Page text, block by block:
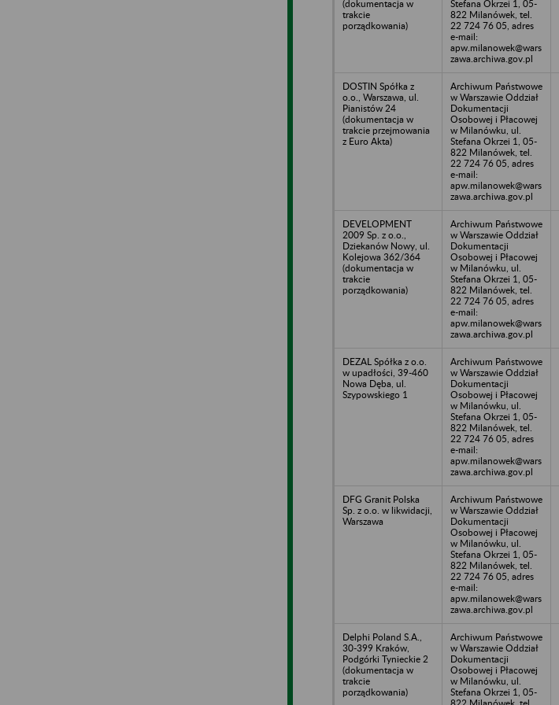
(dokumentacja w
trakcie
porządkowania)
Stefana Okrzei 1, 05-
822 Milanówek, tel.
22 724 76 05, adres
e-mail:
apw.milanowek@wars
zawa.archiwa.gov.pl
DOSTIN Spółka z
o.o., Warszawa, ul.
Pianistów 24
(dokumentacja w
trakcie przejmowania
z Euro Akta)
Archiwum Państwowe
w Warszawie Oddział
Dokumentacji
Osobowej i Płacowej
w Milanówku, ul.
Stefana Okrzei 1, 05-
822 Milanówek, tel.
22 724 76 05, adres
e-mail:
apw.milanowek@wars
zawa.archiwa.gov.pl
DEVELOPMENT
2009 Sp. z o.o.,
Dziekanów Nowy, ul.
Kolejowa 362/364
(dokumentacja w
trakcie
porządkowania)
Archiwum Państwowe
w Warszawie Oddział
Dokumentacji
Osobowej i Płacowej
w Milanówku, ul.
Stefana Okrzei 1, 05-
822 Milanówek, tel.
22 724 76 05, adres
e-mail:
apw.milanowek@wars
zawa.archiwa.gov.pl
DEZAL Spółka z o.o.
w upadłości, 39-460
Nowa Dęba, ul.
Szypowskiego 1
Archiwum Państwowe
w Warszawie Oddział
Dokumentacji
Osobowej i Płacowej
w Milanówku, ul.
Stefana Okrzei 1, 05-
822 Milanówek, tel.
22 724 76 05, adres
e-mail:
apw.milanowek@wars
zawa.archiwa.gov.pl
DFG Granit Polska
Sp. z o.o. w likwidacji,
Warszawa
Archiwum Państwowe
w Warszawie Oddział
Dokumentacji
Osobowej i Płacowej
w Milanówku, ul.
Stefana Okrzei 1, 05-
822 Milanówek, tel.
22 724 76 05, adres
e-mail:
apw.milanowek@wars
zawa.archiwa.gov.pl
Delphi Poland S.A.,
30-399 Kraków,
Podgórki Tynieckie 2
(dokumentacja w
trakcie
porządkowania)
Archiwum Państwowe
w Warszawie Oddział
Dokumentacji
Osobowej i Płacowej
w Milanówku, ul.
Stefana Okrzei 1, 05-